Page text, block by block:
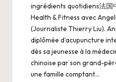
ingrédients quotidiens法国
Health & Fitness avec
(Journaliste Thierry Liu).
diplômée d’acupuncture
dès sa jeunesse à la
chinoise par son grand-
une famille comptant…